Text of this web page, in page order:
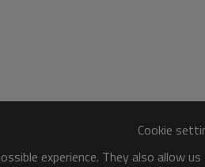
Cookie
experience. They also allow